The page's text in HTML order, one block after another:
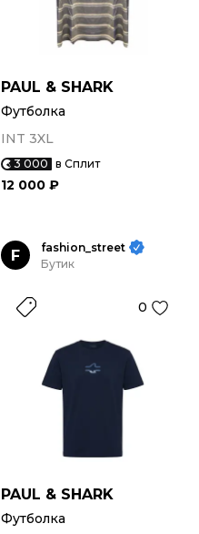
PAUL & SHARK
Футболка
INT 3XL
3 000 в Сплит
12 000 ₽
F
fashion_street
Бутик
0
PAUL & SHARK
Футболка